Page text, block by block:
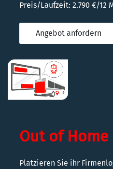
Preis/Laufzeit: 2.790 €/12
Angebot anfordern
Out of Home
Platzieren Sie ihr